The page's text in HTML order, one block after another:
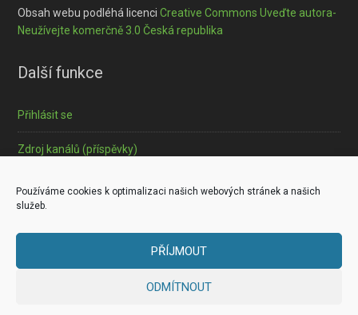
Používáme cookies k optimalizaci našich webových stránek a našich
služeb.
PŘÍJMOUT
ODMÍTNOUT
Obsah webu podléhá licenciCreative Commons Uveďte autora-
Neužívejte komerčně 3.0 Česká republika
Další funkce
Přihlásit se
Zdroj kanálů (příspěvky)
Outreach Pro on